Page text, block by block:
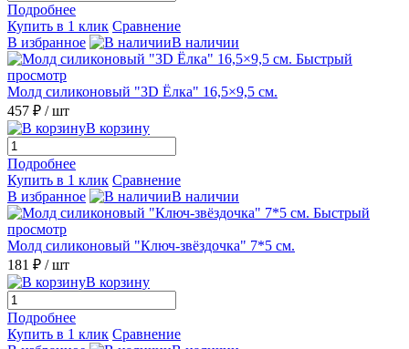
Подробнее
Купить в 1 клик Сравнение
В избранное
В наличии
Быстрый
просмотр
Молд силиконовый "3D Ёлка" 16,5×9,5 см.
457 ₽ / шт
В корзину
Подробнее
Купить в 1 клик Сравнение
В избранное
В наличии
Быстрый
просмотр
Молд силиконовый "Ключ-звёздочка" 7*5 см.
181 ₽ / шт
В корзину
Подробнее
Купить в 1 клик Сравнение